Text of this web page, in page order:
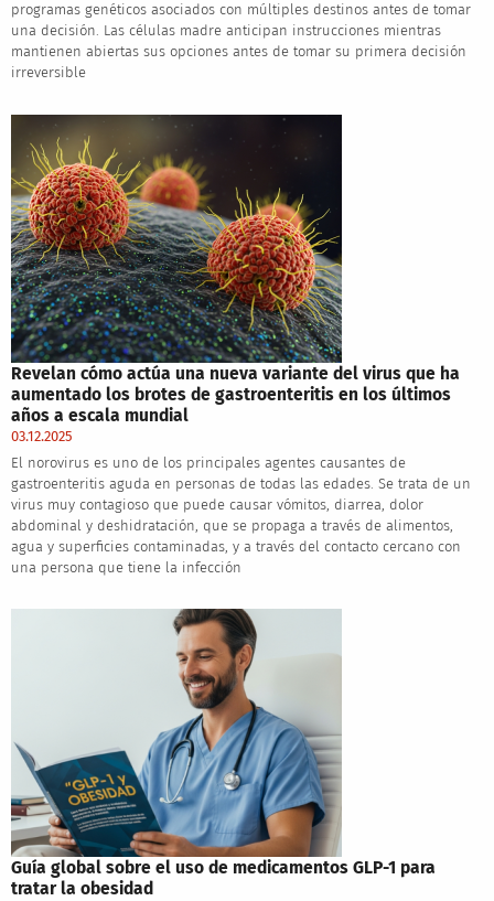
programas genéticos asociados con múltiples destinos antes de tomar
una decisión. Las células madre anticipan instrucciones mientras
mantienen abiertas sus opciones antes de tomar su primera decisión
irreversible
Revelan cómo actúa una nueva variante del virus que ha
aumentado los brotes de gastroenteritis en los últimos
años a escala mundial
03.12.2025
El norovirus es uno de los principales agentes causantes de
gastroenteritis aguda en personas de todas las edades. Se trata de un
virus muy contagioso que puede causar vómitos, diarrea, dolor
abdominal y deshidratación, que se propaga a través de alimentos,
agua y superficies contaminadas, y a través del contacto cercano con
una persona que tiene la infección
Guía global sobre el uso de medicamentos GLP-1 para
tratar la obesidad